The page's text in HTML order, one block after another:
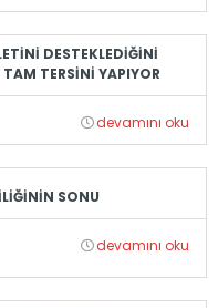
DESTEKLEDİĞİNİ
TERSİNİ YAPIYOR
devamını oku
SONU
devamını oku